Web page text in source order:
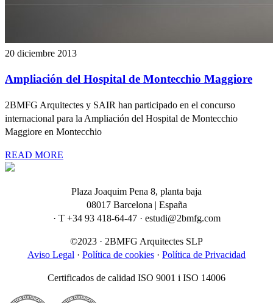
20 diciembre 2013
Ampliación del Hospital de Montecchio Maggiore
2BMFG Arquitectes y SAIR han participado en el concurso
internacional para la Ampliación del Hospital de Montecchio
Maggiore en Montecchio
READ MORE
Plaza Joaquim Pena 8, planta baja
08017 Barcelona | España
· T +34 93 418-64-47 · estudi@2bmfg.com
©2023 · 2BMFG Arquitectes SLP
Aviso Legal · Política de cookies · Política de Privacidad
Certificados de calidad ISO 9001 i ISO 14006